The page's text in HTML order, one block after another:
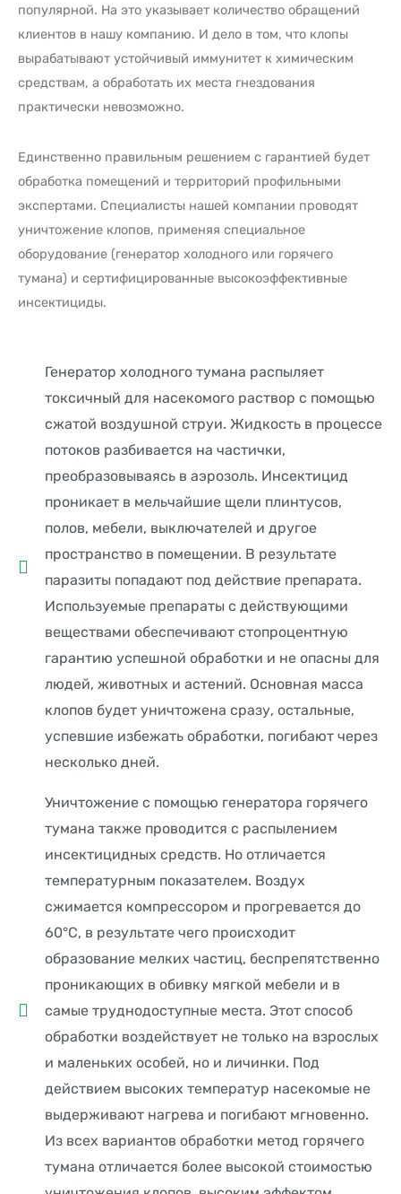
популярной. На это указывает количество обращений
клиентов в нашу компанию. И дело в том, что клопы
вырабатывают устойчивый иммунитет к химическим
средствам, а обработать их места гнездования
практически невозможно.
Единственно правильным решением с гарантией будет
обработка помещений и территорий профильными
экспертами. Специалисты нашей компании проводят
уничтожение клопов, применяя специальное
оборудование (генератор холодного или горячего
тумана) и сертифицированные высокоэффективные
инсектициды.
Генератор холодного тумана распыляет
токсичный для насекомого раствор с помощью
сжатой воздушной струи. Жидкость в процессе
потоков разбивается на частички,
преобразовываясь в аэрозоль. Инсектицид
проникает в мельчайшие щели плинтусов,
полов, мебели, выключателей и другое
пространство в помещении. В результате
паразиты попадают под действие препарата.
Используемые препараты с действующими
веществами обеспечивают стопроцентную
гарантию успешной обработки и не опасны для
людей, животных и астений. Основная масса
клопов будет уничтожена сразу, остальные,
успевшие избежать обработки, погибают через
несколько дней.
Уничтожение с помощью генератора горячего
тумана также проводится с распылением
инсектицидных средств. Но отличается
температурным показателем. Воздух
сжимается компрессором и прогревается до
60°С, в результате чего происходит
образование мелких частиц, беспрепятственно
проникающих в обивку мягкой мебели и в
самые труднодоступные места. Этот способ
обработки воздействует не только на взрослых
и маленьких особей, но и личинки. Под
действием высоких температур насекомые не
выдерживают нагрева и погибают мгновенно.
Из всех вариантов обработки метод горячего
тумана отличается более высокой стоимостью